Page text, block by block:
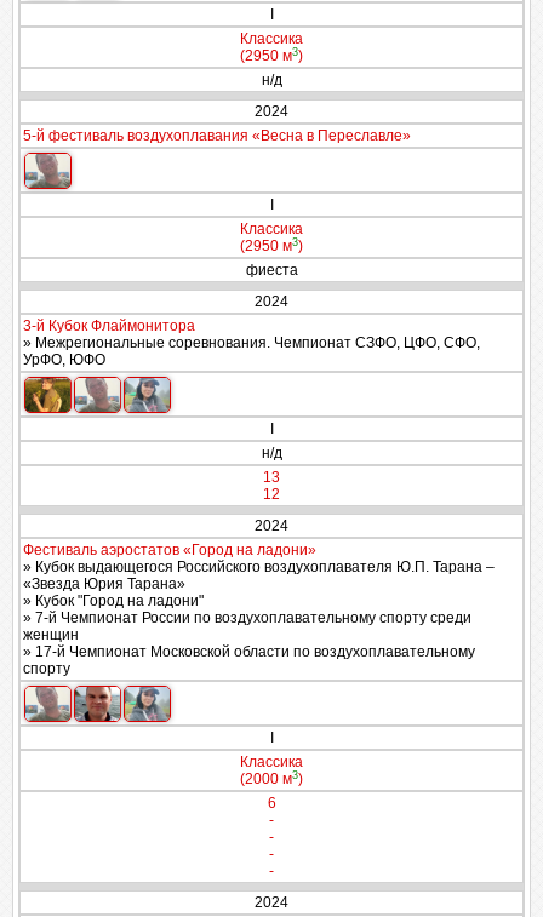
Классика
(2950 м3)
н/д
2024
5-й фестиваль воздухоплавания «Весна в Переславле»
Классика
(2950 м3)
фиеста
2024
3-й Кубок Флаймонитора
» Межрегиональные соревнования. Чемпионат СЗФО, ЦФО, СФО,
УрФО, ЮФО
н/д
13
12
2024
Фестиваль аэростатов «Город на ладони»
» Кубок выдающегося Российского воздухоплавателя Ю.П. Тарана –
«Звезда Юрия Тарана»
» Кубок "Город на ладони"
» 7-й Чемпионат России по воздухоплавательному спорту среди
женщин
» 17-й Чемпионат Московской области по воздухоплавательному
спорту
Классика
(2000 м3)
6
-
-
-
-
2024